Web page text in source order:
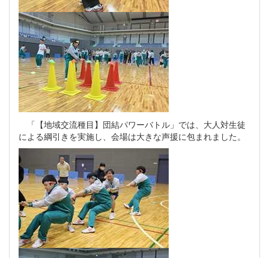
「【地域交流種目】団結パワーバトル」では、大人対生徒
による綱引きを実施し、会場は大きな声援に包まれました。